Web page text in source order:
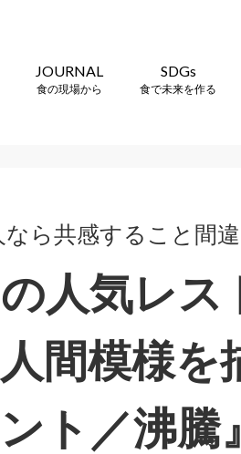
JOURNAL
食の現場から
SDGs
食で未来を作る
ら共感すること間
人気レ
間模様を
ト／沸騰』